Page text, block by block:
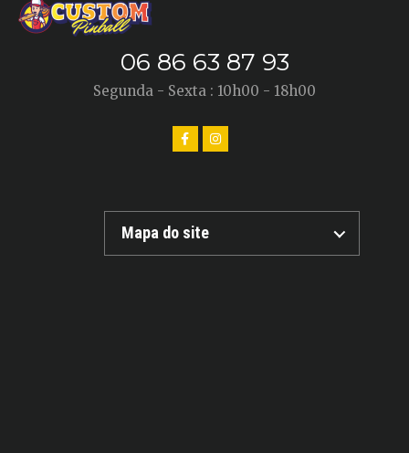
06 86 63 87 93
Segunda - Sexta : 10h00 - 18h00
Mapa do site